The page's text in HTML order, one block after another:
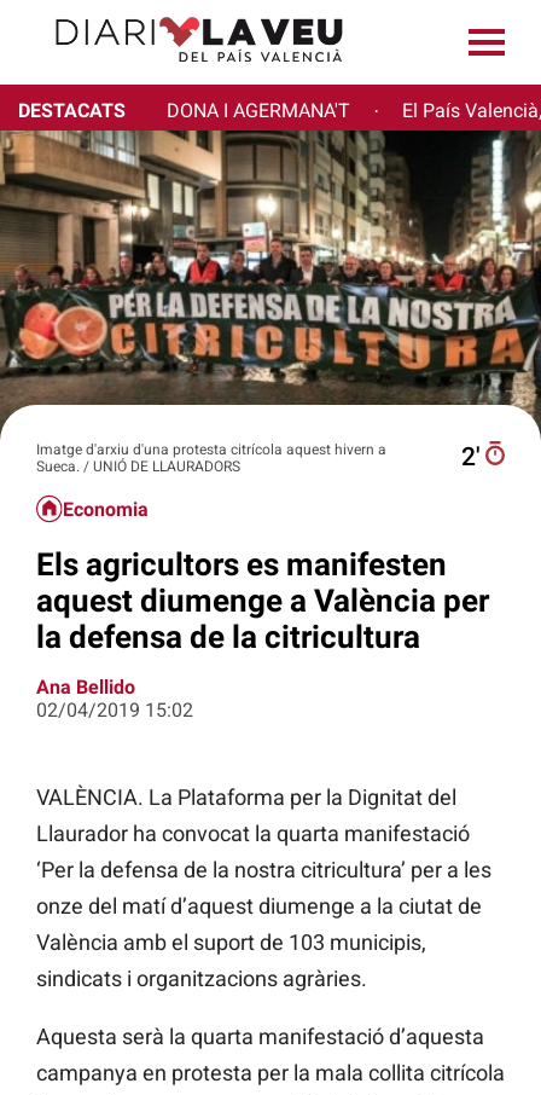
DESTACATS DONA I AGERMANA'T · El País
Imatge d'arxiu d'una protesta citrícola aquest hivern a
Sueca. / UNIÓ DE LLAURADORS
2′
Economia
Els agricultors es manifesten
aquest diumenge a València per
la defensa de la citricultura
Ana Bellido
02/04/2019 15:02
VALÈNCIA. La Plataforma per la Dignitat del
Llaurador ha convocat la quarta manifestació
‘Per la defensa de la nostra citricultura’ per a les
onze del matí d’aquest diumenge a la ciutat de
València amb el suport de 103 municipis,
sindicats i organitzacions agràries.
Aquesta serà la quarta manifestació d’aquesta
campanya en protesta per la mala collita citrícola